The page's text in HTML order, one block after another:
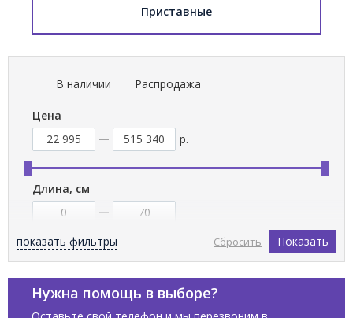
Приставные
В наличии Распродажа
Цена
р.
Длина, см
Ширина, см
Показать
Сбросить
показать фильтры
Нужна помощь в выборе?